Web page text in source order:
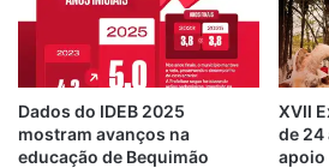
Dados do IDEB 2025
mostram avanços na
educação de Bequimão
XVII
de 24
apoio